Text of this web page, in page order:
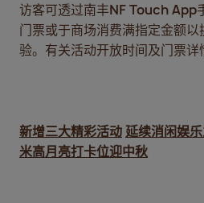
访客可透过南丰NF Touch App
门票或于商场消费满指定金额
验。有关活动开放时间及门票详
新增三大精彩活动 延续消闲娱
米高月亮打卡位迎中秋